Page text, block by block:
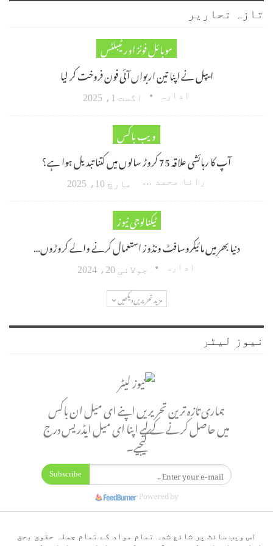
تازہ تحاریر
موبائل فونز اور ٹیبلٹس
ایپل نے اپنا تین اربواں آئی فون فروخت کر لیا
ادارہ اگست 1، 2025
ویب باکس
آپ کا رہائشی علاقہ 75 کروڑ سالوں میں کتنا تبدیل ہوا ہے؟
رانا محمد امین اکبر مارچ 10، 2025
ٹیکنالوجی نیوز
دنیا بھر میں مائیکروسافٹ ونڈوز استعمال کرنے والے کروڑوں…
ادارہ جولائی 20، 2024
مزید تحریریں دیکھیں
نیوز لیٹر
ہماری تازہ ترین تحریریں اپنے ای میل ان باکس
میں حاصل کرنے کے لیے اپنا ای میل ایڈریس درج
کیجیے۔
Subscribe
Powered by
اس ویب سائٹ پر شائع شدہ تمام مواد کے تمام جملہ حقوق بحق